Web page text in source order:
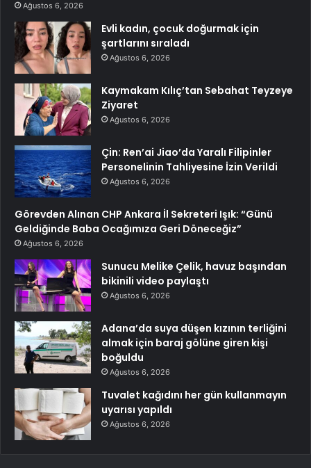
Ağustos 6, 2026
Evli kadın, çocuk doğurmak için
şartlarını sıraladı
Ağustos 6, 2026
Kaymakam Kılıç’tan Sebahat Teyzeye
Ziyaret
Ağustos 6, 2026
Çin: Ren’ai Jiao’da Yaralı Filipinler
Personelinin Tahliyesine İzin Verildi
Ağustos 6, 2026
Görevden Alınan CHP Ankara İl Sekreteri Işık: “Günü
Geldiğinde Baba Ocağımıza Geri Döneceğiz”
Ağustos 6, 2026
Sunucu Melike Çelik, havuz başından
bikinili video paylaştı
Ağustos 6, 2026
Adana’da suya düşen kızının terliğini
almak için baraj gölüne giren kişi
boğuldu
Ağustos 6, 2026
Tuvalet kağıdını her gün kullanmayın
uyarısı yapıldı
Ağustos 6, 2026